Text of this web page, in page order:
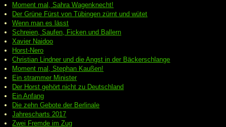
Moment mal, Sahra Wagenknecht!
Der Grüne Fürst von Tübingen zürnt und wütet
Wenn man es lässt
Schreien, Saufen, Ficken und Ballern
Xavier Naidoo
Horst-Nero
Christian Lindner und die Angst in der Bäckerschlange
Moment mal, Stephan Kaußen!
Ein strammer Minister
Der Horst gehört nicht zu Deutschland
Ein Anfang
Die zehn Gebote der Berlinale
Jahrescharts 2017
Zwei Fremde im Zug